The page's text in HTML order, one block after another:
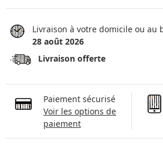
Livraison à votre domicile ou au
28 août 2026
Livraison offerte
Paiement sécurisé
Voir les options de
paiement